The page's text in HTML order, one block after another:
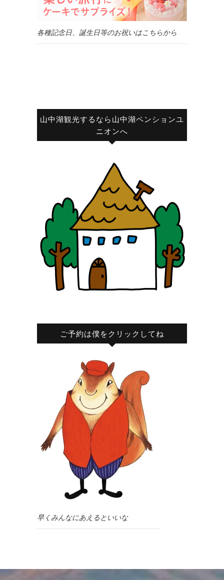
各種記念日、誕生日等のお祝いはこちらから
山中湖観光するなら山中湖ペンションユ
ニオンへ
ご予約は僕をクリックしてね
早くみんなにあえるといいな